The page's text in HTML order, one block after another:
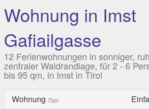
Wohnung in Imst
Gafiailgasse
12 Ferienwohnungen in sonniger,
zentraler Waldrandlage, für 2 - 6
bis 95 qm, in Imst in Tirol
Wohnung (Typ)